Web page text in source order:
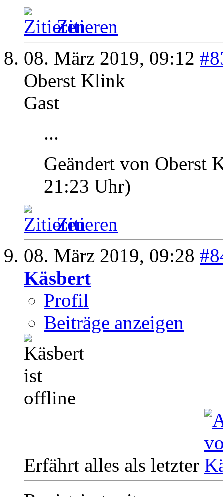
Zitieren
08. März 2019, 09:12
Oberst Klink
Gast
...
Geändert von Oberst
21:23 Uhr)
Zitieren
08. März 2019, 09:28
Käsbert
Profil
Beiträge anzeigen
Erfährt alles als letzter